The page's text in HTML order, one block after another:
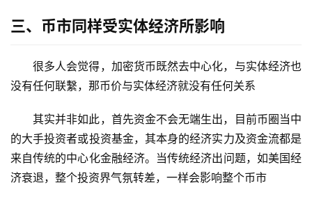
分
币
见
问
题
三、币市同样受实体经济所影响
很多人会觉得，加密货币既然去中心化，与实体经济也
没有任何联繫，那币价与实体经济就没有任何关系
其实并非如此，首先资金不会无端生出，目前币圈当中
的大手投资者或投资基金，其本身的经济实力及资金流都是
来自传统的中心化金融经济。当传统经济出问题，如美国经
济衰退，整个投资界气氛转差，一样会影响整个币市